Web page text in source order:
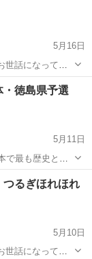
5月16日
話になってい
をマルシェe.t.c.
人まで楽しんで
ェ
徳島県予選
5月11日
最も歴史と権
となる音楽祭を
るぎほれほれ
5月10日
世話になってい